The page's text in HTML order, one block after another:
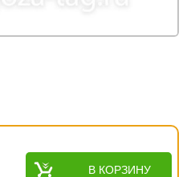
В КОРЗИНУ